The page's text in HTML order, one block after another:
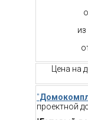
Цена
"
проектной